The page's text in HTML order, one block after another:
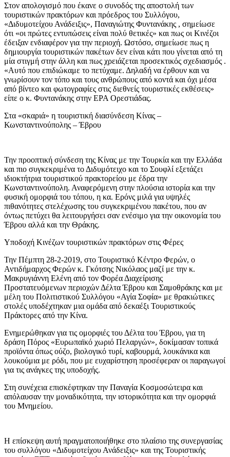
Στον απολογισμό που έκανε ο συνοδός της αποστολή των
τουριστικών πρακτόρων και πρόεδρος του Συλλόγου,
«Διδυμοτείχου Ανάδειξις», Παναγιώτης Φυντανάκης , σημείωσε
ότι «οι πρώτες εντυπώσεις είναι πολύ θετικές» και πως οι Κινέζοι
έδειξαν ενδιαφέρον για την περιοχή. Ωστόσο, σημείωσε πως η
δημιουργία τουριστικών πακέτων δεν είναι κάτι που γίνεται από τη
μία στιγμή στην άλλη και πως χρειάζεται προσεκτικός σχεδιασμός .
«Αυτό που επιδιώκαμε το πετύχαμε. Δηλαδή να έρθουν και να
γνωρίσουν τον τόπο και τους ανθρώπους από κοντά και όχι μέσα
από βίντεο και φωτογραφίες στις διεθνείς τουριστικές εκθέσεις»
είπε ο κ. Φυντανάκης στην ΕΡΑ Ορεστιάδας.
Στα «σκαριά» η τουριστική διασύνδεση Κίνας –
Κωνσταντινούπολης – Έβρου
Την προοπτική σύνδεση της Κίνας με την Τουρκία και την Ελλάδα
και πιο συγκεκριμένα το Διδυμότειχο και το Σουφλί εξετάζει
ιδιοκτήτρια τουριστικού πρακτορείου με έδρα την
Κωνσταντινούπολη. Αναφερόμενη στην πλούσια ιστορία και την
φυσική ομορφιά του τόπου, η κα. Ερόνς μιλά για υψηλές
πιθανότητες στελέχωσης του συγκεκριμένου πακέτου, που αν
όντως πετύχει θα λειτουργήσει σαν ενέσιμο για την οικονομία του
Έβρου αλλά και την Θράκης.
Υποδοχή Κινέζων τουριστικών πρακτόρων στις Φέρες
Την Πέμπτη 28-2-2019, στο Τουριστικό Κέντρο Φερών, ο
Αντιδήμαρχος Φερών κ. Γκότσης Νικόλαος μαζί με την κ.
Μακρυγιάννη Ελένη από τον Φορέα Διαχείρισης
Προστατευόμενων περιοχών Δέλτα Έβρου και Σαμοθράκης και με
μέλη του Πολιτιστικού Συλλόγου «Αγία Σοφία» με θρακιώτικες
στολές υποδέχτηκαν μια ομάδα από δεκαέξι Τουριστικούς
Πράκτορες από την Κίνα.
Ενημερώθηκαν για τις ομορφιές του Δέλτα του Έβρου, για τη
δράση Πόρος «Ευρωπαϊκό χωριό Πελαργών», δοκίμασαν τοπικά
προϊόντα όπως ούζο, βιολογικό τυρί, καβουρμά, λουκάνικα και
λουκούμια με ρόδι, που με ευχαρίστηση προσέφεραν οι παραγωγοί
για τις ανάγκες της υποδοχής.
Στη συνέχεια επισκέφτηκαν την Παναγία Κοσμοσώτειρα και
απόλαυσαν την μοναδικότητα, την ιστορικότητα και την ομορφιά
του Μνημείου.
Η επίσκεψη αυτή πραγματοποιήθηκε στο πλαίσιο της συνεργασίας
του συλλόγου «Διδυμοτείχου Ανάδειξις» και της Τουριστικής